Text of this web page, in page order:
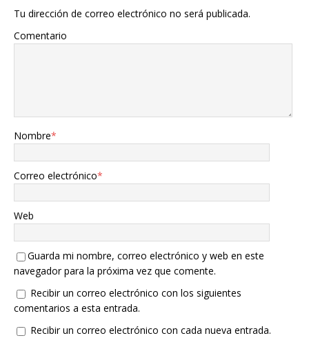
Tu dirección de correo electrónico no será publicada.
Comentario
Nombre*
Correo electrónico*
Web
Guarda mi nombre, correo electrónico y web en este
navegador para la próxima vez que comente.
Recibir un correo electrónico con los siguientes
comentarios a esta entrada.
Recibir un correo electrónico con cada nueva entrada.